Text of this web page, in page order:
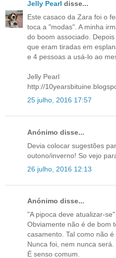
Jelly Pearl disse...
Este casaco da Zara foi o
toca a "modas". A minha
do boom associado.
que eram tiradas em
e 4 pessoas a usá-lo ao
Jelly Pearl
http://
25 julho, 2016 17:57
Anónimo disse...
Devia colocar sugestões
outono/inverno! So vejo
26 julho, 2016 12:13
Anónimo disse...
"A pipoca deve atualizar-
Obviamente não é de bom
casamento. Tal como não
Nunca foi, nem nunca será.
É senso comum.